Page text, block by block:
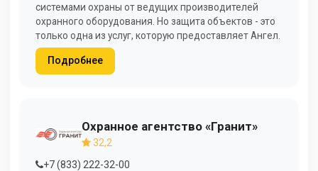
системами охраны от ведущих производителей
охранного оборудования. Но защита объектов - это
только одна из услуг, которую предоставляет Ангел.
Подробнее
Охранное агентство «Гранит»
32,2
+7 (833) 222-32-00